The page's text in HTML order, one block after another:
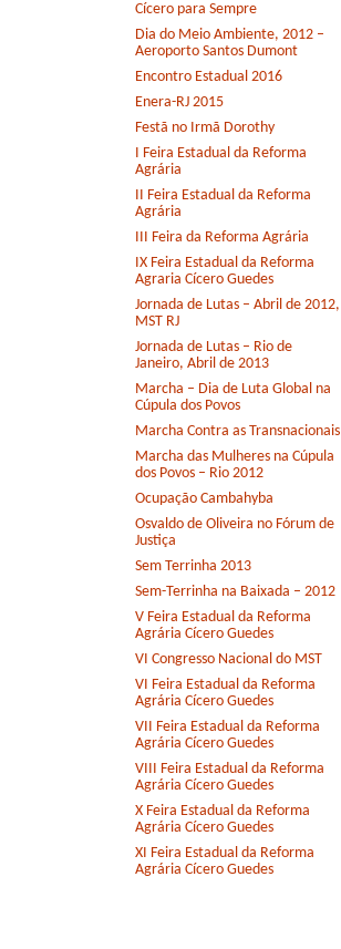
Cícero para Sempre
Dia do Meio Ambiente, 2012 –
Aeroporto Santos Dumont
Encontro Estadual 2016
Enera-RJ 2015
Festã no Irmã Dorothy
I Feira Estadual da Reforma
Agrária
II Feira Estadual da Reforma
Agrária
III Feira da Reforma Agrária
IX Feira Estadual da Reforma
Agraria Cícero Guedes
Jornada de Lutas – Abril de 2012,
MST RJ
Jornada de Lutas – Rio de
Janeiro, Abril de 2013
Marcha – Dia de Luta Global na
Cúpula dos Povos
Marcha Contra as Transnacionais
Marcha das Mulheres na Cúpula
dos Povos – Rio 2012
Ocupação Cambahyba
Osvaldo de Oliveira no Fórum de
Justiça
Sem Terrinha 2013
Sem-Terrinha na Baixada – 2012
V Feira Estadual da Reforma
Agrária Cícero Guedes
VI Congresso Nacional do MST
VI Feira Estadual da Reforma
Agrária Cícero Guedes
VII Feira Estadual da Reforma
Agrária Cícero Guedes
VIII Feira Estadual da Reforma
Agrária Cícero Guedes
X Feira Estadual da Reforma
Agrária Cícero Guedes
XI Feira Estadual da Reforma
Agrária Cícero Guedes